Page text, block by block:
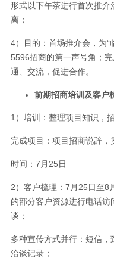
形式以下午茶进行首次推介
离；
4）目的：首场推介会，为“
5596招商的第一声号角；
通、交流，促进合作。
前期招商培训及客户
1）培训：整理项目知识，
完成项目：项目招商说辞
时间：7月25日
2）客户梳理：7月25日至8
的部分客户资源进行电话
谈；
多种宣传方式并行：短信
洽谈记录；